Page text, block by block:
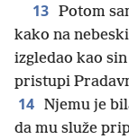
13 Potom
kako na
izgledao kao
pristupi
14 Njemu je
da mu služe